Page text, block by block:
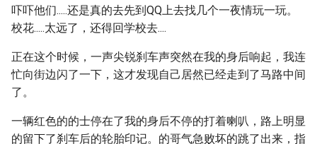
吓吓他们.....还是真的去先到QQ上去找几个一夜情玩一玩。
校花.....太远了，还得回学校去....
正在这个时候，一声尖锐刹车声突然在我的身后响起，我连
忙向街边闪了一下，这才发现自己居然已经走到了马路中间
了。
一辆红色的的士停在了我的身后不停的打着喇叭，路上明显
的留下了刹车后的轮胎印记。的哥气急败坏的跳了出来，指